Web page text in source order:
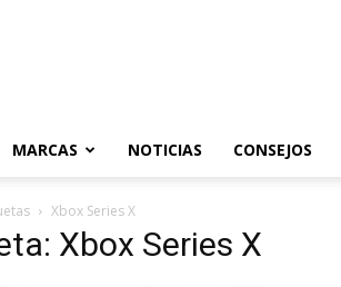
MARCAS NOTICIAS CONSEJOS
Xbox Series X
Xbox Series X